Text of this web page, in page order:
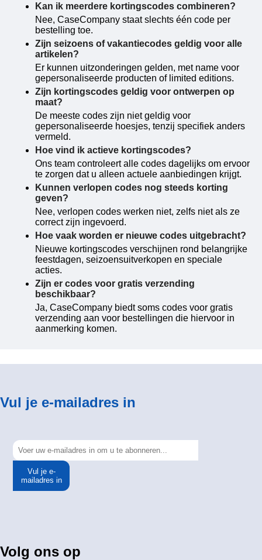
Kan ik meerdere kortingscodes combineren?
Nee, CaseCompany staat slechts één code per
bestelling toe.
Zijn seizoens of vakantiecodes geldig voor alle
artikelen?
Er kunnen uitzonderingen gelden, met name voor
gepersonaliseerde producten of limited editions.
Zijn kortingscodes geldig voor ontwerpen op
maat?
De meeste codes zijn niet geldig voor
gepersonaliseerde hoesjes, tenzij specifiek anders
vermeld.
Hoe vind ik actieve kortingscodes?
Ons team controleert alle codes dagelijks om ervoor
te zorgen dat u alleen actuele aanbiedingen krijgt.
Kunnen verlopen codes nog steeds korting
geven?
Nee, verlopen codes werken niet, zelfs niet als ze
correct zijn ingevoerd.
Hoe vaak worden er nieuwe codes uitgebracht?
Nieuwe kortingscodes verschijnen rond belangrijke
feestdagen, seizoensuitverkopen en speciale
acties.
Zijn er codes voor gratis verzending
beschikbaar?
Ja, CaseCompany biedt soms codes voor gratis
verzending aan voor bestellingen die hiervoor in
aanmerking komen.
Vul je e-mailadres in
Vul je e-
mailadres in
Volg ons op